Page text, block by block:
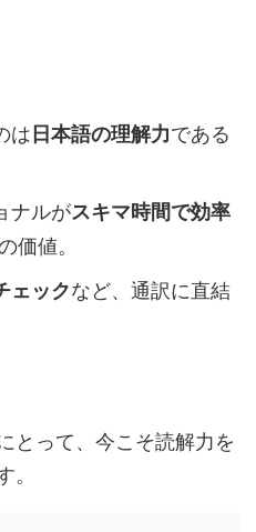
は日本語の理解力である
ナルがスキマ時間で効率
価値。
ェックなど、通訳に直結
とって、今こそ読解力を